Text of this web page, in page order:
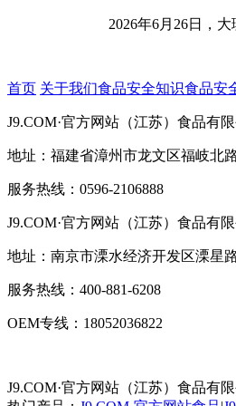
2026年6月26日，大
首页 关于我们食品安全知识食品安
J9.COM·官方网站（江苏）食品有限
地址：福建省漳州市龙文区福岐北
服务热线：0596-2106888
J9.COM·官方网站（江苏）食品有限
地址：南京市溧水经济开发区溧星
服务热线：400-881-6208
OEM专线：18052036822
J9.COM·官方网站（江苏）食品有限